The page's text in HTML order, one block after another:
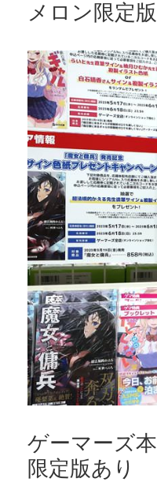
メロン限定
ゲーマーズ
限定版あり